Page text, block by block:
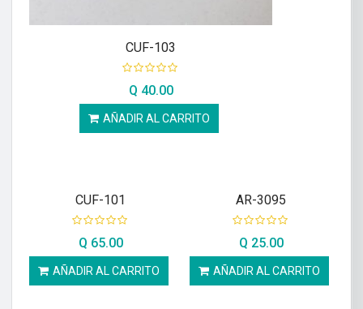
CUF-103
Q 40.00
AÑADIR AL CARRITO
CUF-101
Q 65.00
AÑADIR AL CARRITO
AR-3095
Q 25.00
AÑADIR AL CARRITO